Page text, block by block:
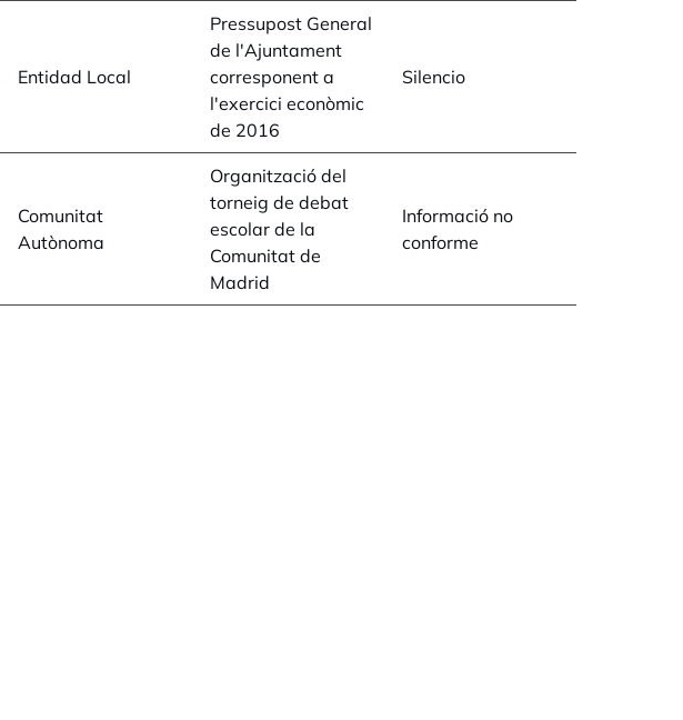
Entidad Local
Pressupost General
de l'Ajuntament
corresponent a
l'exercici econòmic
de 2016
Silencio
Comunitat
Autònoma
Organització del
torneig de debat
escolar de la
Comunitat de
Madrid
Informació no
conforme